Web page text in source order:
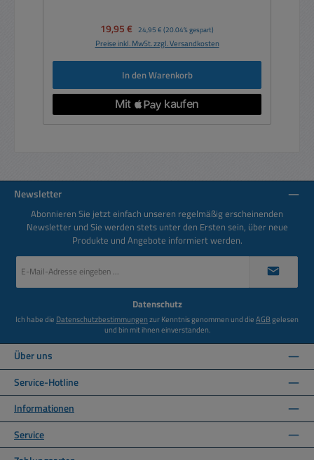
Verkaufspreis:
19,95 € Regulärer Preis:
24,95 € (20.04% gespart)
Preise inkl. MwSt. zzgl. Versandkosten
In den Warenkorb
Newsletter
Abonnieren Sie jetzt einfach unseren regelmäßig erscheinenden
Newsletter und Sie werden stets unter den Ersten sein, über neue
Produkte und Angebote informiert werden.
Mail-
Datenschutz
Ich habe die Datenschutzbestimmungenzur Kenntnis genommen und dieAGBgelesen
und bin mit ihnen einverstanden.
Über uns
Service-Hotline
Informationen
Service